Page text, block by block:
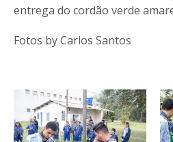
entrega do cordão verde
Fotos by Carlos Santos